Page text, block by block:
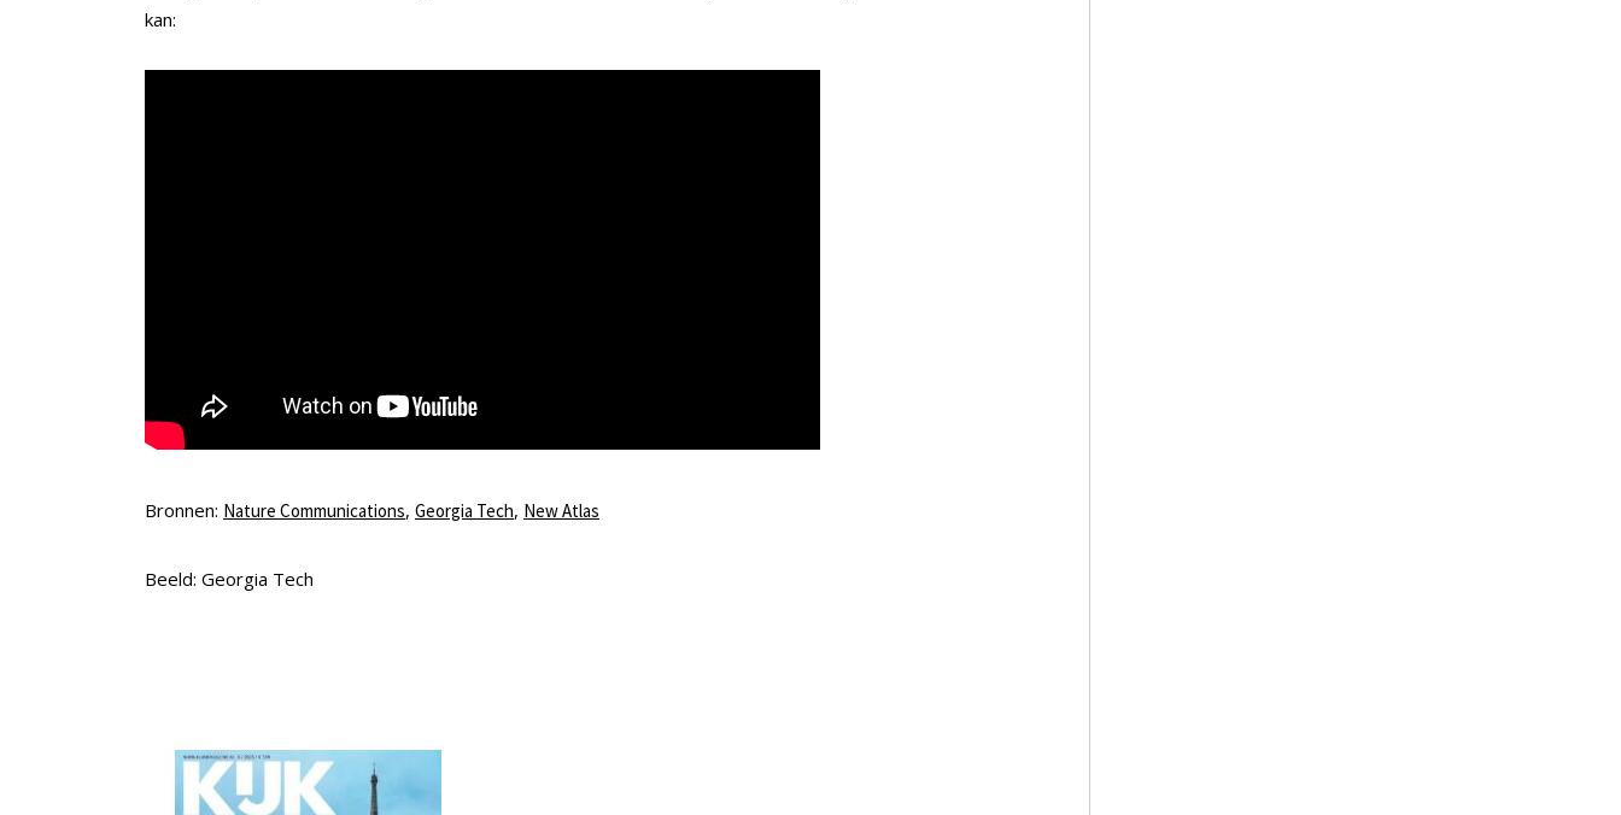
kan:
Bronnen: Nature Communications, Georgia Tech, New Atlas
Beeld: Georgia Tech